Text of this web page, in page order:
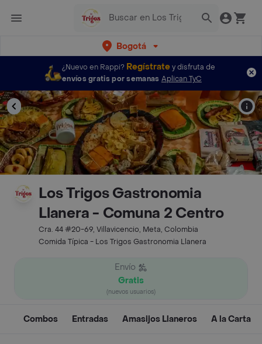
Bogotá
¿Nuevo en Rappi? Regístratey disfruta de
envíos gratis por semanas Aplican TyC
Los Trigos Gastronomia
Llanera - Comuna 2 Centro
Cra. 44 #20-69, Villavicencio, Meta, Colombia
Comida Típica - Los Trigos Gastronomia Llanera
Envío
Gratis
(nuevos usuarios)
Combos Entradas Amasijos Llaneros A la Carta